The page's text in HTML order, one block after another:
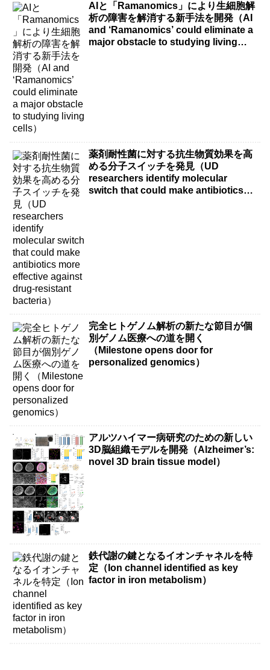
AIと「Ramanomics」により生細胞解
析の障害を解消する新手法を開発（AI
and ‘Ramanomics’ could eliminate a
major obstacle to studying living
薬剤耐性菌に対する抗生物質効果を高
める分子スイッチを発見（UD
researchers identify molecular
switch that could make antibiotics
完全ヒトゲノム解析の新たな節目が個
別ゲノム医療への道を開く
（Milestone opens door for
personalized genomics）
アルツハイマー病研究のための新しい
3D脳組織モデルを開発（Alzheimer’s:
novel 3D brain tissue model）
鉄代謝の鍵となるイオンチャネルを特
定（Ion channel identified as key
factor in iron metabolism）